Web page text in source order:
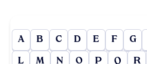
A B C D E F G
L M N O P Q R